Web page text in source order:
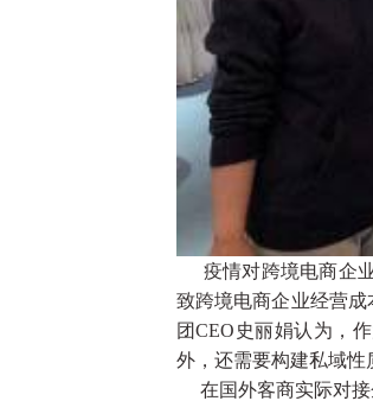
疫情对跨境电商企
致跨境电商企业经营
团CEO史丽娟认为，
外，还需要构建私域性
在国外客商实际对接